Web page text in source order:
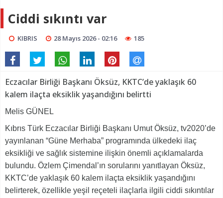
Ciddi sıkıntı var
KIBRIS 28 Mayıs 2026 - 02:16 185
Eczacılar Birliği Başkanı Öksüz, KKTC’de yaklaşık 60
kalem ilaçta eksiklik yaşandığını belirtti
Melis GÜNEL
Kıbrıs Türk Eczacılar Birliği Başkanı Umut Öksüz, tv2020’de
yayınlanan “Güne Merhaba” programında ülkedeki ilaç
eksikliği ve sağlık sistemine ilişkin önemli açıklamalarda
bulundu. Özlem Çimendal’ın sorularını yanıtlayan Öksüz,
KKTC’de yaklaşık 60 kalem ilaçta eksiklik yaşandığını
belirterek, özellikle yeşil reçeteli ilaçlarla ilgili ciddi sıkıntılar